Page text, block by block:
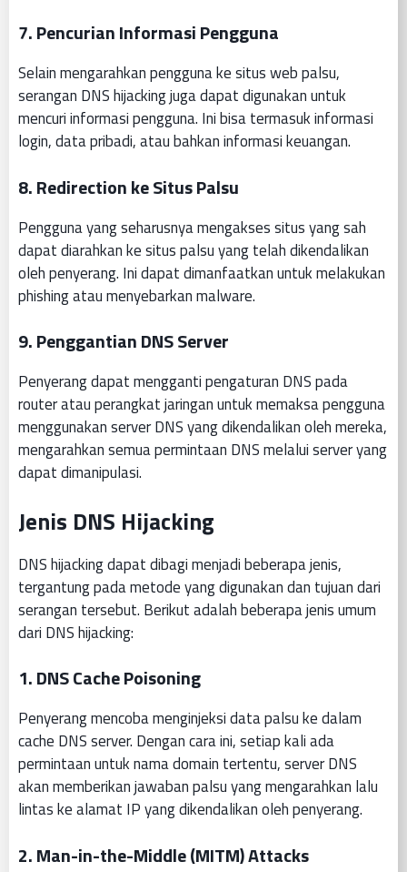
7.Pencurian Informasi Pengguna
Selain mengarahkan pengguna ke situs web palsu,
serangan DNS hijacking juga dapat digunakan untuk
mencuri informasi pengguna. Ini bisa termasuk informasi
login, data pribadi, atau bahkan informasi keuangan.
8.Redirection ke Situs Palsu
Pengguna yang seharusnya mengakses situs yang sah
dapat diarahkan ke situs palsu yang telah dikendalikan
oleh penyerang. Ini dapat dimanfaatkan untuk melakukan
phishing atau menyebarkan malware.
9.Penggantian DNS Server
Penyerang dapat mengganti pengaturan DNS pada
router atau perangkat jaringan untuk memaksa pengguna
menggunakan server DNS yang dikendalikan oleh mereka,
mengarahkan semua permintaan DNS melalui server yang
dapat dimanipulasi.
Jenis DNS Hijacking
DNS hijacking dapat dibagi menjadi beberapa jenis,
tergantung pada metode yang digunakan dan tujuan dari
serangan tersebut. Berikut adalah beberapa jenis umum
dari DNS hijacking:
1.DNS Cache Poisoning
Penyerang mencoba menginjeksi data palsu ke dalam
cache DNS server. Dengan cara ini, setiap kali ada
permintaan untuk nama domain tertentu, server DNS
akan memberikan jawaban palsu yang mengarahkan lalu
lintas ke alamat IP yang dikendalikan oleh penyerang.
2.Man-in-the-Middle (MITM) Attacks